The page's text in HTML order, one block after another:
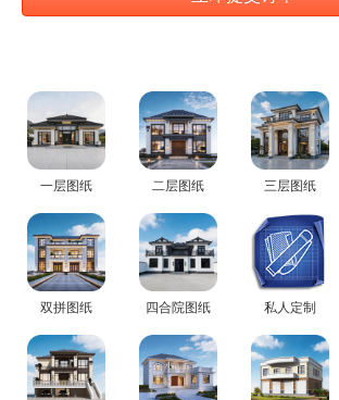
一层图纸 二层图纸 三层图纸
双拼图纸 四合院图纸 私人定制